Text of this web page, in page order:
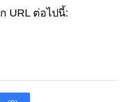
URL ต่อไปนี้: